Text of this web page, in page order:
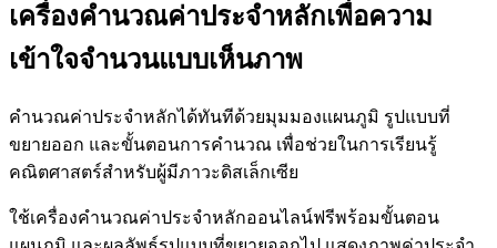
เครื่องคำนวณค่าประจำหลักเพื่อความ
เข้าใจจำนวนแบบเห็นภาพ
คำนวณค่าประจำหลักได้ทันทีด้วยมุมมองแผนภูมิ รูปแบบที่
ขยายออก และขั้นตอนการคำนวณ เพื่อช่วยในการเรียนรู้
คณิตศาสตร์สำหรับผู้มีภาวะดิสเล็กเซีย
ใช้เครื่องคำนวณค่าประจำหลักออนไลน์ฟรีพร้อมขั้นตอน